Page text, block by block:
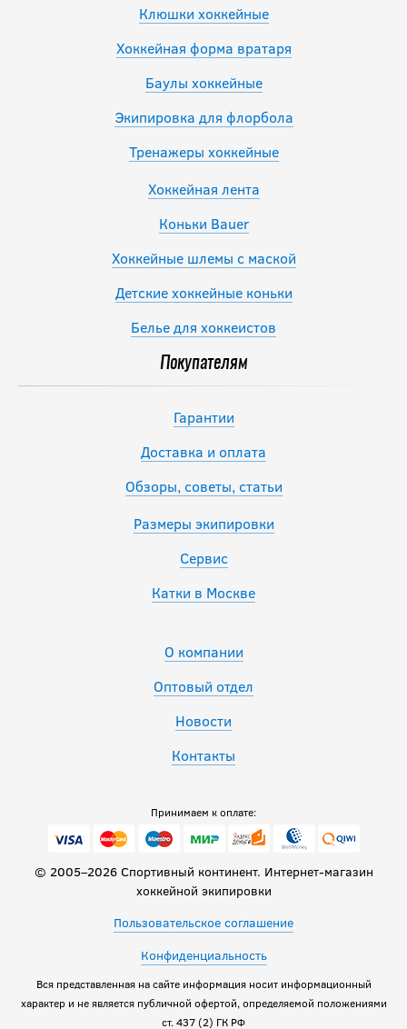
Клюшки хоккейные
Хоккейная форма вратаря
Баулы хоккейные
Экипировка для флорбола
Тренажеры хоккейные
Хоккейная лента
Коньки Bauer
Хоккейные шлемы с маской
Детские хоккейные коньки
Белье для хоккеистов
Покупателям
Гарантии
Доставка и оплата
Обзоры, советы, статьи
Размеры экипировки
Сервис
Катки в Москве
О компании
Оптовый отдел
Новости
Контакты
Принимаем к оплате:
© 2005–2026 Спортивный континент. Интернет-магазин
хоккейной экипировки
Пользовательское соглашение
Конфиденциальность
Вся представленная на сайте информация носит информационный
характер и не является публичной офертой, определяемой положениями
ст. 437 (2) ГК РФ